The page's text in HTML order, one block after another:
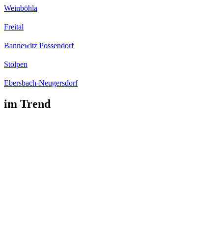
Weinböhla
Freital
Bannewitz Possendorf
Stolpen
Ebersbach-Neugersdorf
im Trend